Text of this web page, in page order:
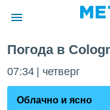
о
Погода в
07:34 четверг
Облачно и ясно